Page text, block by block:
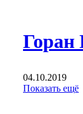
Горан
04.10.2019
Показать ещё